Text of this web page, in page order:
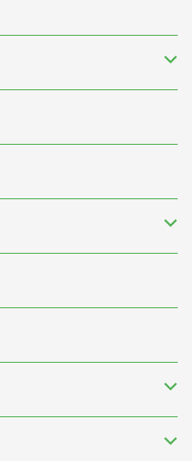
巨大な星』刊行記念フェア
末パートナー』刊行記念